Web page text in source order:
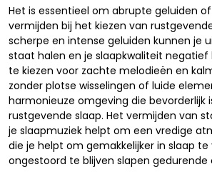
Het is essentieel om abrupte geluiden
vermijden bij het kiezen van
scherpe en intense geluiden kunnen je
staat halen en je slaapkwaliteit negatief
te kiezen voor zachte melodieën en
zonder plotse wisselingen of luide
harmonieuze omgeving die bevorderlijk
rustgevende slaap. Het vermijden van
je slaapmuziek helpt om een vredige
die je helpt om gemakkelijker in slaap te
ongestoord te blijven slapen gedurende